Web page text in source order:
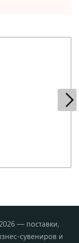
— поставки,
сувениров и